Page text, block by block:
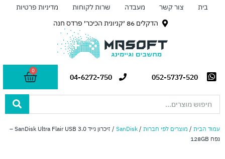
בית צור קשר מעבדה שרות לקוחות
מדיניות פרטיות
הדקלים 86 ׳קניונית הכיכר׳ פרדס חנה
052-5737-520
04-6272-750
0
עגלת
קניות
עמוד הבית / מוצרים לפי חברות /
SanDisk
/ זיכרון נייד SanDisk Ultra Flair USB 3.0 –
נפח 128GB